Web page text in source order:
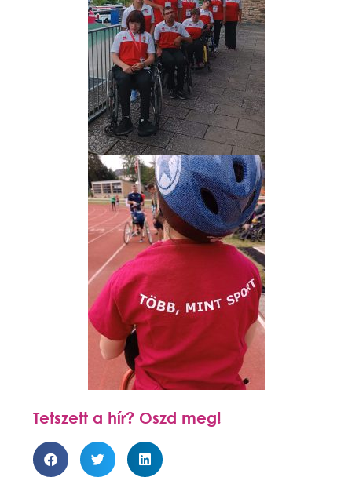
Tetszett a hír? Oszd meg!